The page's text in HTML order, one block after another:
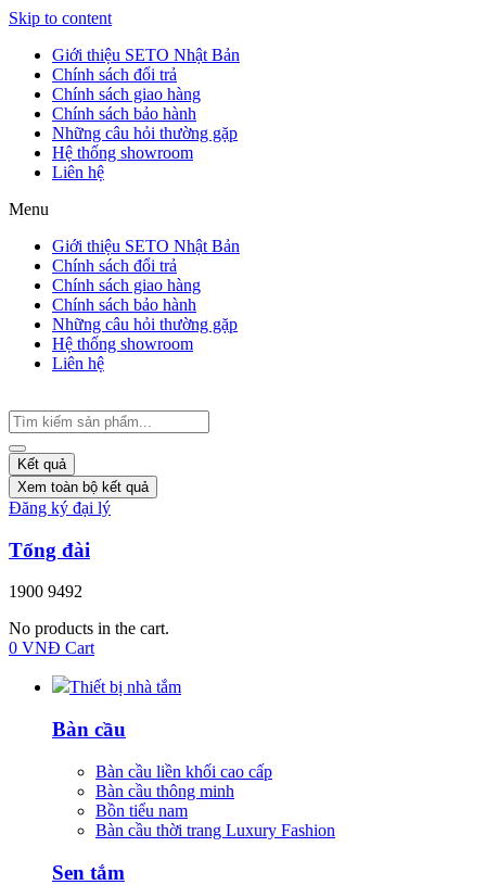
Skip to content
Giới thiệu SETO Nhật Bản
Chính sách đổi trả
Chính sách giao hàng
Chính sách bảo hành
Những câu hỏi thường gặp
Hệ thống showroom
Liên hệ
Menu
Giới thiệu SETO Nhật Bản
Chính sách đổi trả
Chính sách giao hàng
Chính sách bảo hành
Những câu hỏi thường gặp
Hệ thống showroom
Liên hệ
Kết quả
Xem toàn bộ kết quả
Đăng ký đại lý
Tổng đài
1900 9492
No products in the cart.
0 VNĐ Cart
Thiết bị nhà tắm
Bàn cầu
Bàn cầu liền khối cao cấp
Bàn cầu thông minh
Bồn tiểu nam
Bàn cầu thời trang Luxury Fashion
Sen tắm